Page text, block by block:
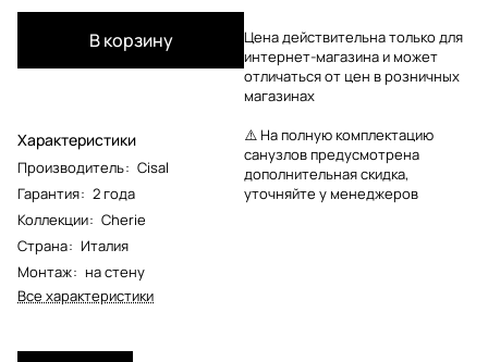
В корзину
Характеристики
Производитель: Cisal
Гарантия: 2 года
Коллекции: Cherie
Страна: Италия
Монтаж: на стену
Все характеристики
Цена действительна только для
интернет-магазина и может
отличаться от цен в розничных
магазинах
⚠️ На полную комплектацию
санузлов предусмотрена
дополнительная скидка,
уточняйте у менеджеров